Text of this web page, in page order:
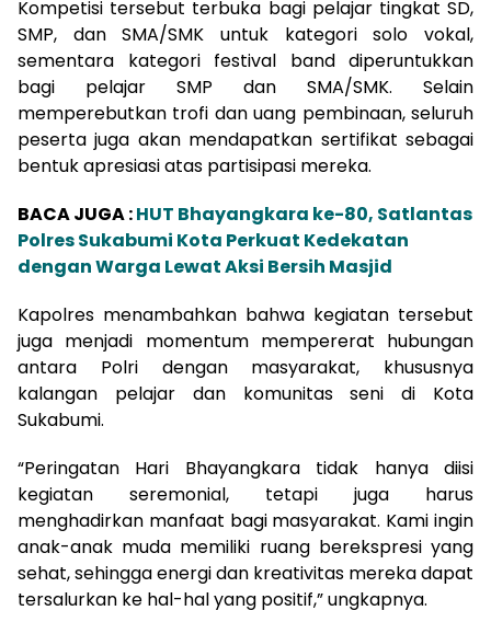
Kompetisi tersebut terbuka bagi pelajar tingkat SD,
SMP, dan SMA/SMK untuk kategori solo vokal,
sementara kategori festival band diperuntukkan
bagi pelajar SMP dan SMA/SMK. Selain
memperebutkan trofi dan uang pembinaan, seluruh
peserta juga akan mendapatkan sertifikat sebagai
bentuk apresiasi atas partisipasi mereka.
BACA JUGA :HUT Bhayangkara ke-80, Satlantas
Polres Sukabumi Kota Perkuat Kedekatan
dengan Warga Lewat Aksi Bersih Masjid
Kapolres menambahkan bahwa kegiatan tersebut
juga menjadi momentum mempererat hubungan
antara Polri dengan masyarakat, khususnya
kalangan pelajar dan komunitas seni di Kota
Sukabumi.
“Peringatan Hari Bhayangkara tidak hanya diisi
kegiatan seremonial, tetapi juga harus
menghadirkan manfaat bagi masyarakat. Kami ingin
anak-anak muda memiliki ruang berekspresi yang
sehat, sehingga energi dan kreativitas mereka dapat
tersalurkan ke hal-hal yang positif,” ungkapnya.